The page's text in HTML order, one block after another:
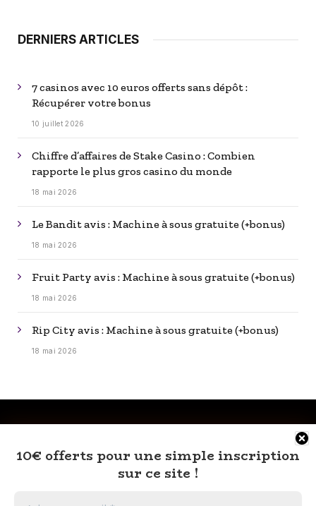
10€ offerts pour une simple inscription
sur ce site !
DERNIERS ARTICLES
7 casinos avec 10 euros offerts sans dépôt :
Récupérer votre bonus
10 juillet 2026
Chiffre d’affaires de Stake Casino : Combien
rapporte le plus gros casino du monde
18 mai 2026
Le Bandit avis : Machine à sous gratuite (+bonus)
18 mai 2026
Fruit Party avis : Machine à sous gratuite (+bonus)
18 mai 2026
Rip City avis : Machine à sous gratuite (+bonus)
18 mai 2026